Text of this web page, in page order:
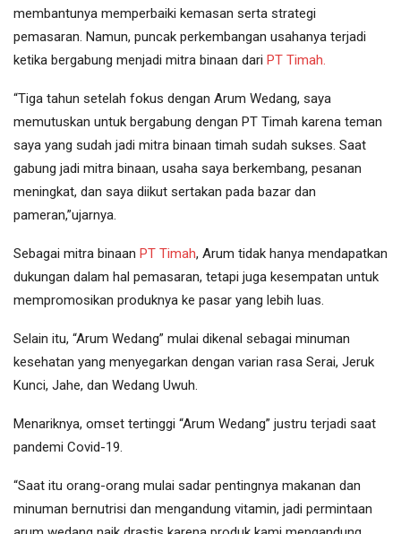
membantunya memperbaiki kemasan serta strategi
pemasaran. Namun, puncak perkembangan usahanya terjadi
ketika bergabung menjadi mitra binaan dari PT Timah.
“Tiga tahun setelah fokus dengan Arum Wedang, saya
memutuskan untuk bergabung dengan PT Timah karena teman
saya yang sudah jadi mitra binaan timah sudah sukses. Saat
gabung jadi mitra binaan, usaha saya berkembang, pesanan
meningkat, dan saya diikut sertakan pada bazar dan
pameran,”ujarnya.
Sebagai mitra binaan PT Timah, Arum tidak hanya mendapatkan
dukungan dalam hal pemasaran, tetapi juga kesempatan untuk
mempromosikan produknya ke pasar yang lebih luas.
Selain itu, “Arum Wedang” mulai dikenal sebagai minuman
kesehatan yang menyegarkan dengan varian rasa Serai, Jeruk
Kunci, Jahe, dan Wedang Uwuh.
Menariknya, omset tertinggi “Arum Wedang” justru terjadi saat
pandemi Covid-19.
“Saat itu orang-orang mulai sadar pentingnya makanan dan
minuman bernutrisi dan mengandung vitamin, jadi permintaan